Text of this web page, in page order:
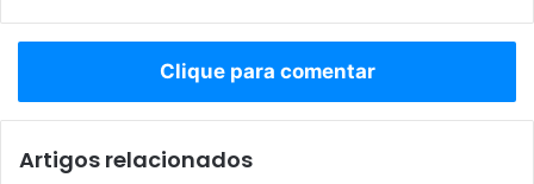
Clique para comentar
Artigos relacionados